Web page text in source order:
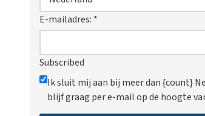
E-mailadres: *
Subscribed
Ik sluit mij aan bij meer dan {count}
blijf graag per e-mail op de hoogte